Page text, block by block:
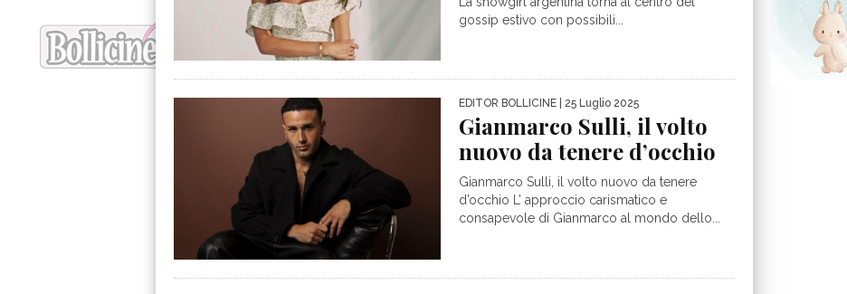
gossip estivo con possibili...
EDITOR BOLLICINE | 25 Luglio 2025
Gianmarco Sulli, il volto
nuovo da tenere d’occhio
Gianmarco Sulli, il volto nuovo da tenere
d’occhio L’ approccio carismatico e
consapevole di Gianmarco al mondo dello...